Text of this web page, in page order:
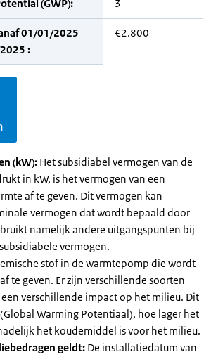
(GWP): 3
01/01/2025
:
€2.800
(kW): Het subsidiabel vermogen van de
in kW, is het vermogen van een
af te geven. Dit vermogen kan
vermogen dat wordt bepaald door
namelijk andere uitgangspunten bij
vermogen.
stof in de warmtepomp die wordt
te geven. Er zijn verschillende soorten
verschillende impact op het milieu. Dit
Warming Potentiaal), hoe lager het
het koudemiddel is voor het milieu.
geldt: De installatiedatum van